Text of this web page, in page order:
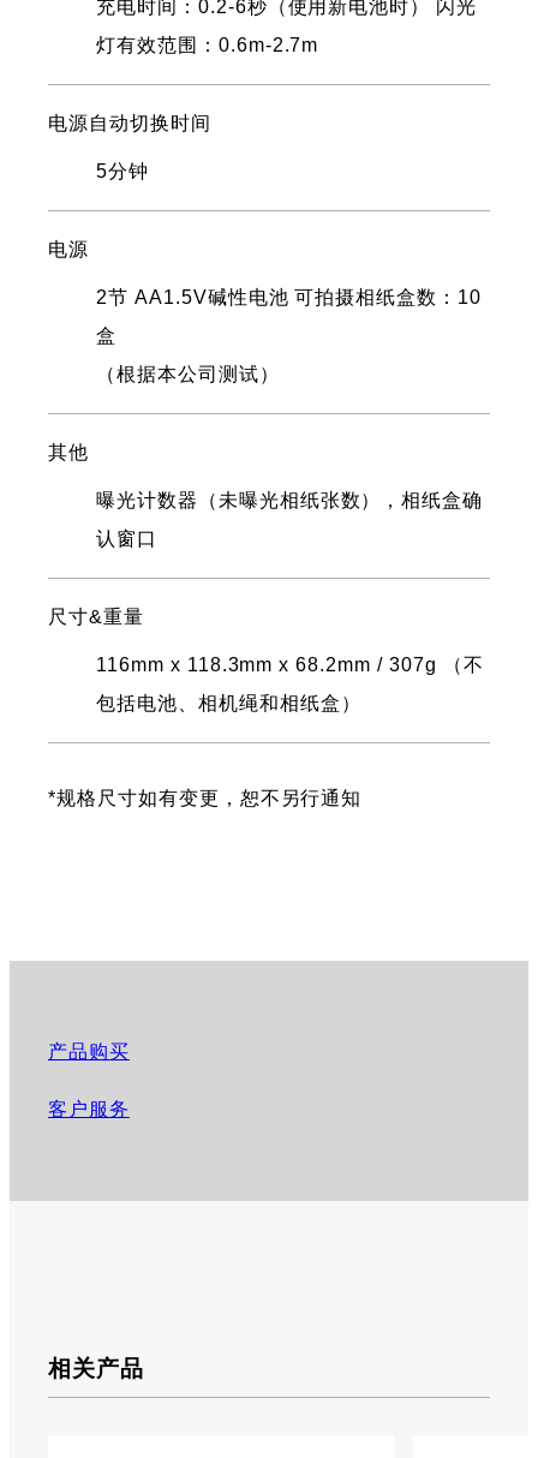
充电时间：0.2-6秒（使用新电池时） 闪光
灯有效范围：0.6m-2.7m
电源自动切换时间
5分钟
电源
2节 AA1.5V碱性电池 可拍摄相纸盒数：10
盒
（根据本公司测试）
其他
曝光计数器（未曝光相纸张数），相纸盒确
认窗口
尺寸&重量
116mm x 118.3mm x 68.2mm / 307g （不
包括电池、相机绳和相纸盒）
*规格尺寸如有变更，恕不另行通知
产品购买
客户服务
相关产品